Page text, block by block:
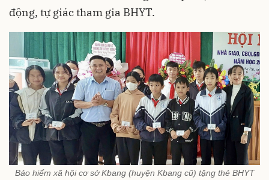
động, tự giác tham gia BHYT.
Bảo hiểm xã hội cơ sở Kbang (huyện Kbang cũ) tặng thẻ BHYT